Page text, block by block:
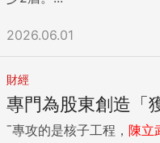
2026.06.01
財經
專門為股東創造「
ˉ專攻的是核子工程， 陳立